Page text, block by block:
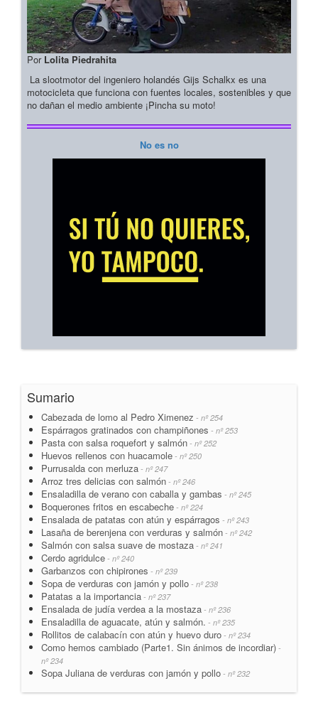
Por Lolita Piedrahita
La slootmotor del ingeniero holandés Gijs Schalkx es una
motocicleta que funciona con fuentes locales, sostenibles y que
no dañan el medio ambiente ¡Pincha su moto!
No es no
Sumario
Cabezada de lomo al Pedro Ximenez - nº 254
Espárragos gratinados con champiñones - nº 253
Pasta con salsa roquefort y salmón - nº 252
Huevos rellenos con huacamole - nº 250
Purrusalda con merluza - nº 247
Arroz tres delicias con salmón - nº 246
Ensaladilla de verano con caballa y gambas - nº 245
Boquerones fritos en escabeche - nº 224
Ensalada de patatas con atún y espárragos - nº 243
Lasaña de berenjena con verduras y salmón - nº 242
Salmón con salsa suave de mostaza - nº 241
Cerdo agridulce - nº 240
Garbanzos con chipirones - nº 239
Sopa de verduras con jamón y pollo - nº 238
Patatas a la importancia - nº 237
Ensalada de judía verdea a la mostaza - nº 236
Ensaladilla de aguacate, atún y salmón. - nº 235
Rollitos de calabacín con atún y huevo duro - nº 234
Como hemos cambiado (Parte1. Sin ánimos de incordiar) -
nº 234
Sopa Juliana de verduras con jamón y pollo - nº 232